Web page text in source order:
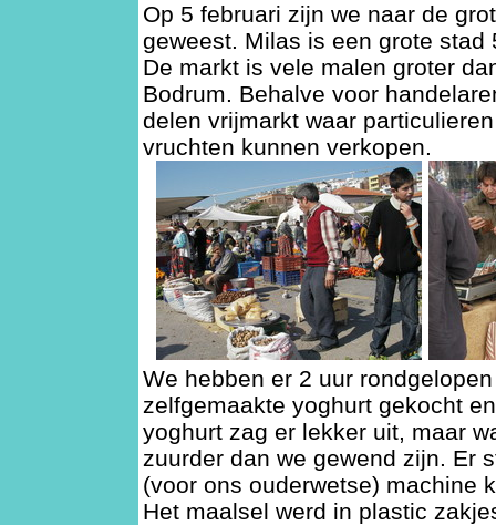
Op 5 februari zijn we naar de
geweest. Milas is een grote stad
De markt is vele malen groter
Bodrum. Behalve voor
delen vrijmarkt waar
vruchten kunnen verkopen.
We hebben er 2 uur
zelfgemaakte yoghurt gekocht
yoghurt zag er lekker uit, maar
zuurder dan we gewend zijn. Er
(voor ons ouderwetse) machine
Het maalsel werd in plastic